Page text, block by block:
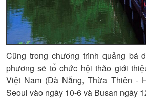
Cũng trong chương trình quảng bá
phương sẽ tổ chức hội thảo giới
Việt Nam (Đà Nẵng, Thừa Thiên -
Seoul vào ngày 10-6 và Busan ngày